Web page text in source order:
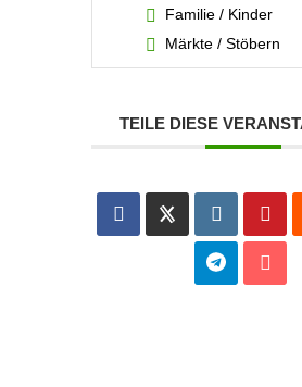
Familie / Kinder
Märkte / Stöbern
TEILE DIESE